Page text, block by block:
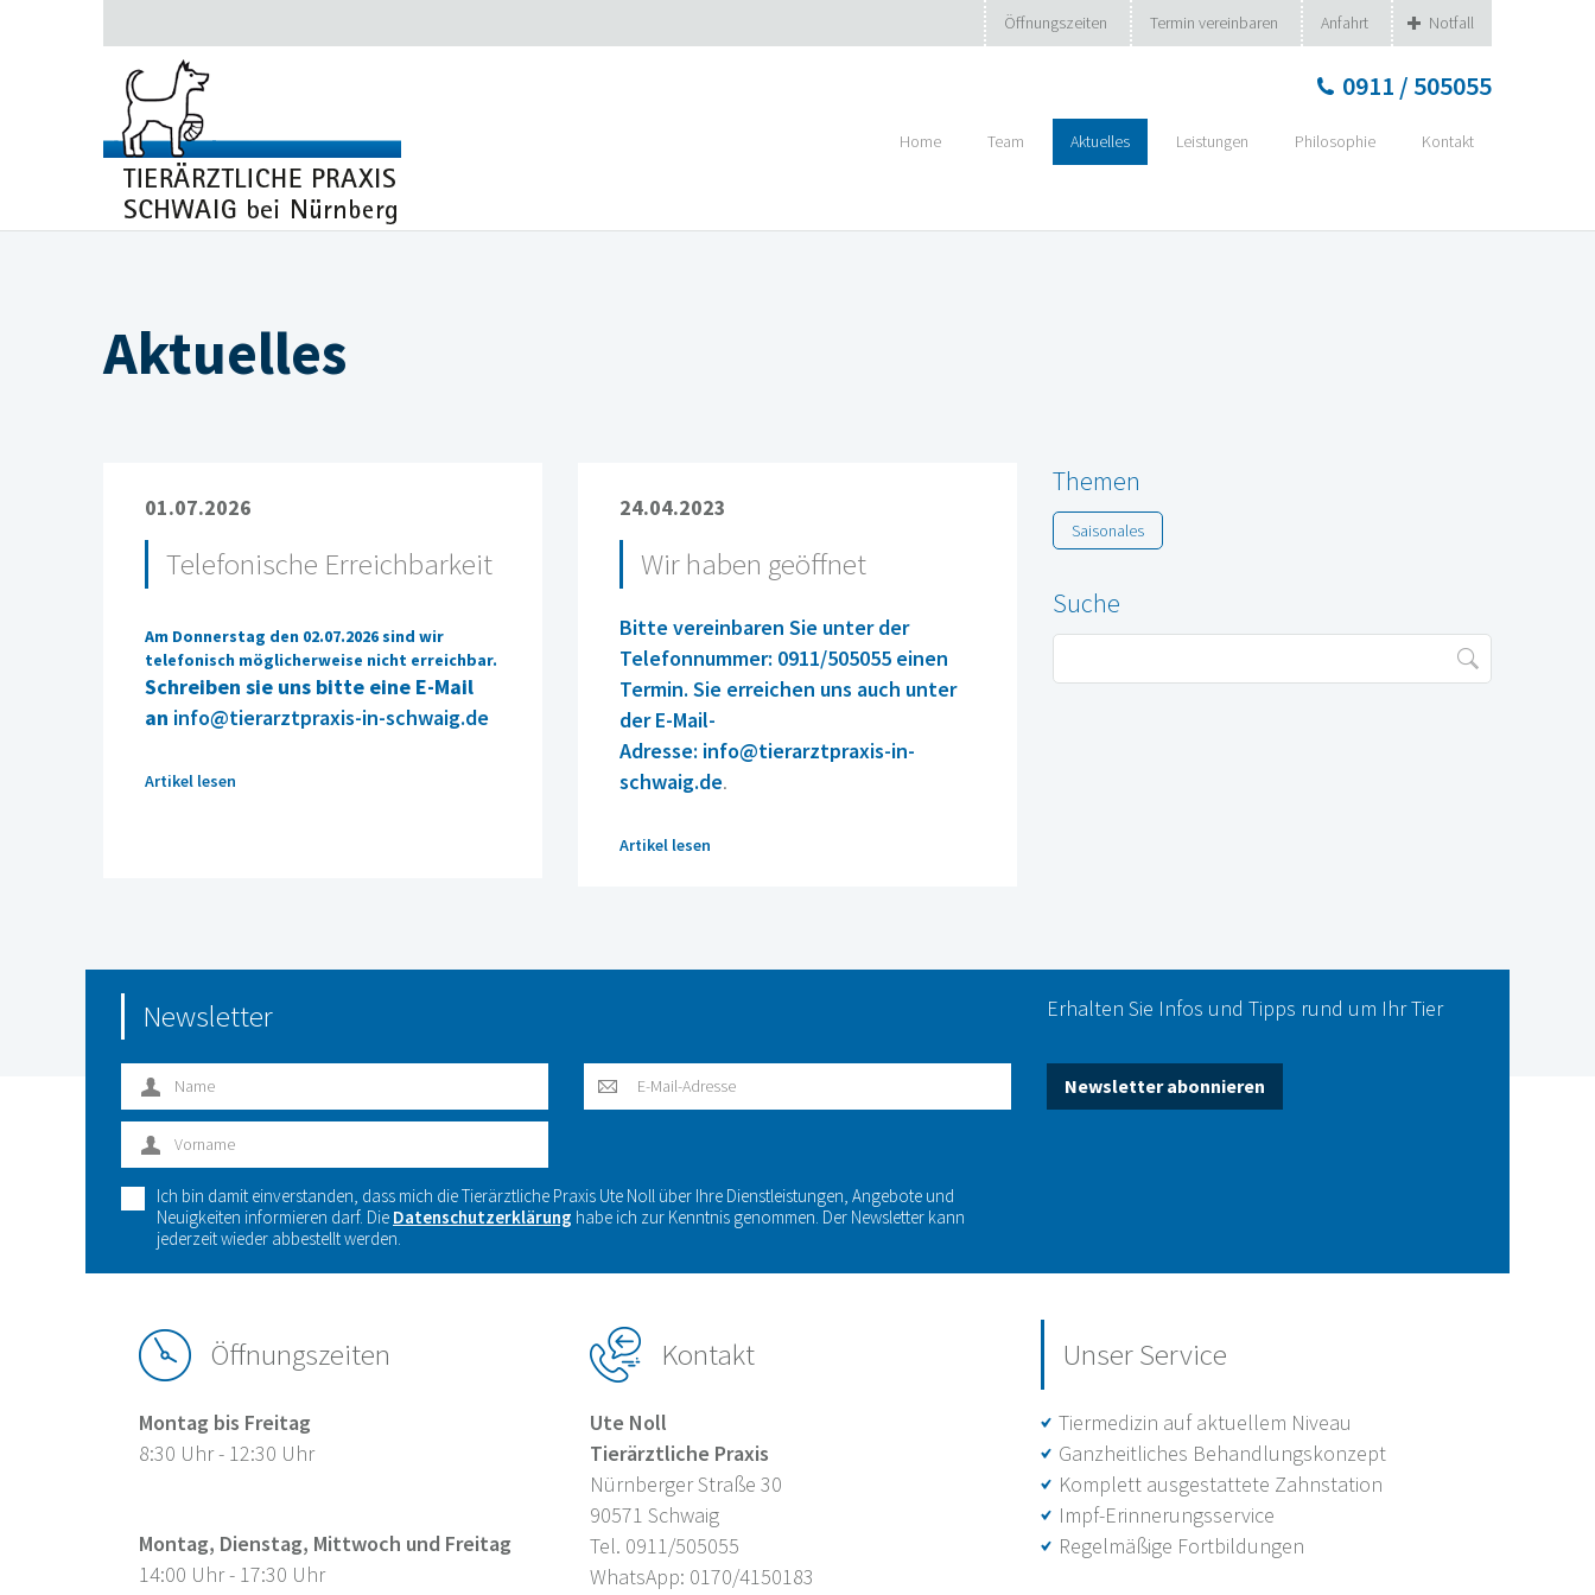
Öffnungszeiten Termin vereinbaren Anfahrt Notfall
0911 / 505055
Home Team Aktuelles Leistungen Philosophie Kontakt
Aktuelles
01.07.2026
Telefonische Erreichbarkeit
Am Donnerstag den 02.07.2026 sind wir
telefonisch möglicherweise nicht erreichbar.
Schreiben sie uns bitte eine E-Mail
an info@tierarztpraxis-in-schwaig.de
Artikel lesen
24.04.2023
Wir haben geöffnet
Bitte vereinbaren Sie unter der
Telefonnummer: 0911/505055 einen
Termin. Sie erreichen uns auch unter
der E-Mail-
Adresse: info@tierarztpraxis-in-
schwaig.de.
Artikel lesen
Themen
Saisonales
Suche
Newsletter
Ich bin damit einverstanden, dass mich die Tierärztliche Praxis Ute Noll über Ihre Dienstleistungen, Angebote und
Neuigkeiten informieren darf. Die Datenschutzerklärung habe ich zur Kenntnis genommen. Der Newsletter kann
jederzeit wieder abbestellt werden.
Erhalten Sie Infos und Tipps rund um Ihr Tier
Newsletter abonnieren
Öffnungszeiten
Montag bis Freitag
8:30 Uhr - 12:30 Uhr
Montag, Dienstag, Mittwoch und Freitag
14:00 Uhr - 17:30 Uhr
Kontakt
Ute Noll
Tierärztliche Praxis
Nürnberger Straße 30
90571 Schwaig
Tel. 0911/505055
WhatsApp: 0170/4150183
Unser Service
Tiermedizin auf aktuellem Niveau
Ganzheitliches Behandlungskonzept
Komplett ausgestattete Zahnstation
Impf-Erinnerungsservice
Regelmäßige Fortbildungen